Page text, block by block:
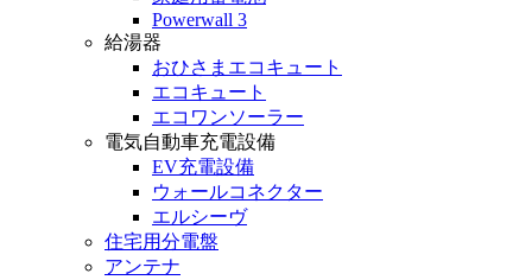
Powerwall 3
給湯器
おひさまエコキュート
エコキュート
エコワンソーラー
電気自動車充電設備
EV充電設備
ウォールコネクター
エルシーヴ
住宅用分電盤
アンテナ